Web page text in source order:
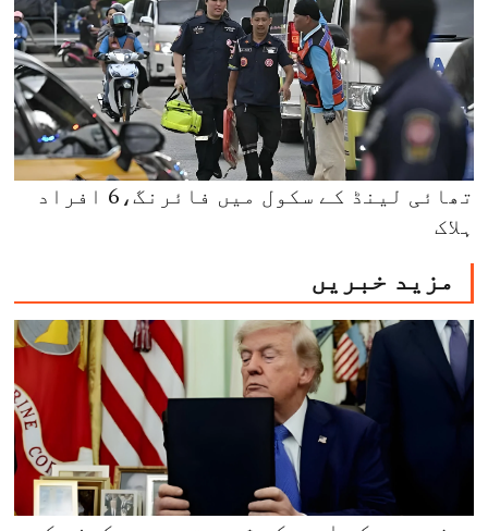
تھائی لینڈ کے سکول میں فائرنگ،6 افراد
ہلاک
مزید خبریں